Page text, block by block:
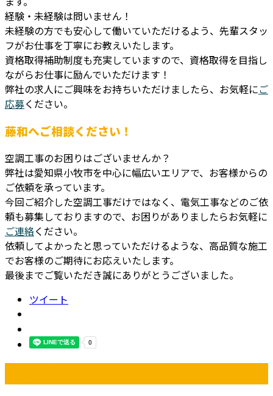
経験・未経験は問いません！
未経験の方でも安心して働いていただけるよう、先輩スタッ
フがお仕事を丁寧にお教えいたします。
資格取得補助制度も充実していますので、資格取得を目指し
ながらお仕事に励んでいただけます！
弊社の求人にご興味をお持ちいただけましたら、お気軽にご
応募ください。
藤和へご相談ください！
空調工事のお困りはございませんか？
弊社は愛知県小牧市を中心に幅広いエリアで、お客様からの
ご依頼を承っています。
今回ご紹介した空調工事だけではなく、電気工事などのご依
頼も募集しておりますので、お困りがありましたらお気軽に
ご連絡ください。
依頼してよかったと思っていただけるような、高品質な施工
でお客様のご期待にお応えいたします。
最後までご覧いただき誠にありがとうございました。
ツイート